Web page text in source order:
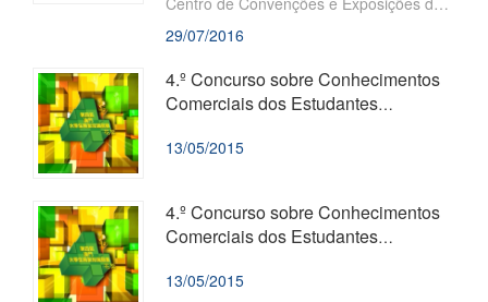
Hong Kong, que estará aberta durante 7
dias. A Fundação Macau (FM) voltou a
montar o stand na Feira e apresentar
cerca de mil publicações, em conjunto
Plaza Cultural de Macau.
29/07/2016
4.º Concurso sobre Conhecimentos
Comerciais dos Estudantes
13/05/2015
4.º Concurso sobre Conhecimentos
Comerciais dos Estudantes
13/05/2015